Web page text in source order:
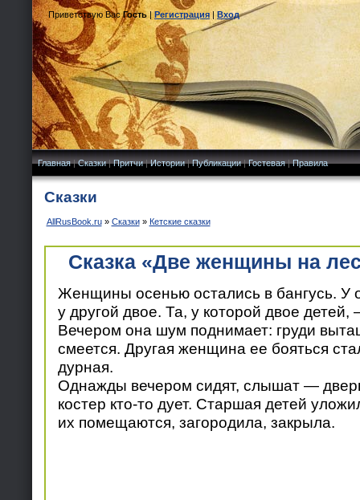
Приветствую Вас Гость|Регистрация|Вход
Главная|Сказки|Притчи|Истории|Публикации|Гостевая|Правила
Сказки
AllRusBook.ru» Сказки» Кетские сказки
Сказка «Две женщины на
Женщины осенью остались в бангусь. У
у другой двое. Та, у которой двое
Вечером она шум поднимает: груди
смеется. Другая женщина ее бояться
дурная.
Однажды вечером сидят, слышат —
костер кто-то дует. Старшая детей
их помещаются, загородила, закрыла.